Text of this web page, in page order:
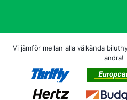
Vi jämför mellan alla välkända
andra!